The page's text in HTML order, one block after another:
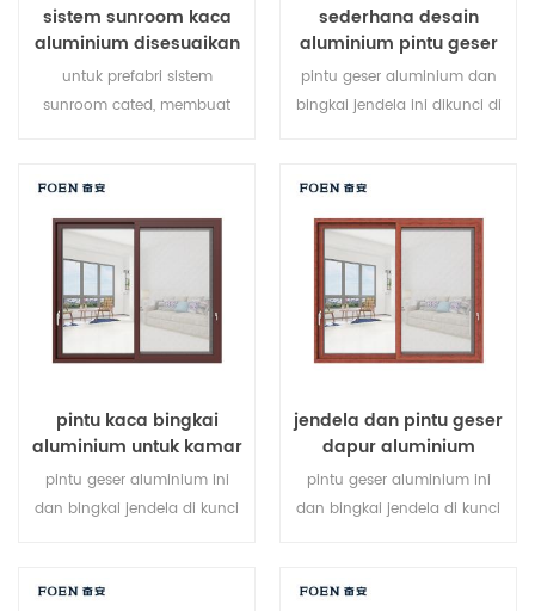
sistem sunroom kaca
aluminium disesuaikan
untuk prefabri sistem
sunroom cated, membuat
sederhana desain
aluminium pintu geser
cetak kayu kamar tidur
pintu geser aluminium dan
bingkai jendela ini dikunci di
keselamatan sangat baik.
berbagai jenis pintu untuk
kebutuhan arsitektur.
pintu kaca bingkai
aluminium untuk kamar
mandi internal
pintu geser aluminium ini
dan bingkai jendela di kunci
anti-pencurian sangat baik.
jendela dan pintu geser
dapur aluminium
pintu geser aluminium ini
dan bingkai jendela di kunci
anti-pencurian sangat baik.